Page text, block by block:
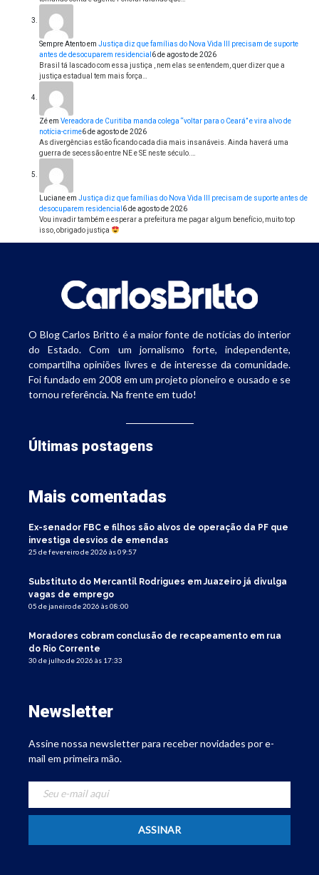
Sempre Atentoem Justiça diz que famílias do Nova Vida III precisam de suporte
antes de desocuparem residencial 6 de agosto de 2026
Brasil tá lascado com essa justiça , nem elas se entendem, quer dizer que a
justiça estadual tem mais força…
Zéem Vereadora de Curitiba manda colega “voltar para o Ceará” e vira alvo de
notícia-crime6 de agosto de 2026
As divergências estão ficando cada dia mais insanáveis. Ainda haverá uma
guerra de secessão entre NE e SE neste século.…
Lucianeem Justiça diz que famílias do Nova Vida III precisam de suporte antes de
desocuparem residencial 6 de agosto de 2026
Vou invadir também e esperar a prefeitura me pagar algum benefício, muito top
isso, obrigado justiça
O Blog Carlos Britto é a maior fonte de notícias do interior
do Estado. Com um jornalismo forte, independente,
compartilha opiniões livres e de interesse da comunidade.
Foi fundado em 2008 em um projeto pioneiro e ousado e se
tornou referência. Na frente em tudo!
Últimas postagens
Mais comentadas
Ex-senador FBC e filhos são alvos de operação da PF que
investiga desvios de emendas
25 de fevereiro de 2026 às 09:57
Substituto do Mercantil Rodrigues em Juazeiro já divulga
vagas de emprego
05 de janeiro de 2026 às 08:00
Moradores cobram conclusão de recapeamento em rua
do Rio Corrente
30 de julho de 2026 às 17:33
Newsletter
Assine nossa newsletter para receber novidades por e-
mail em primeira mão.